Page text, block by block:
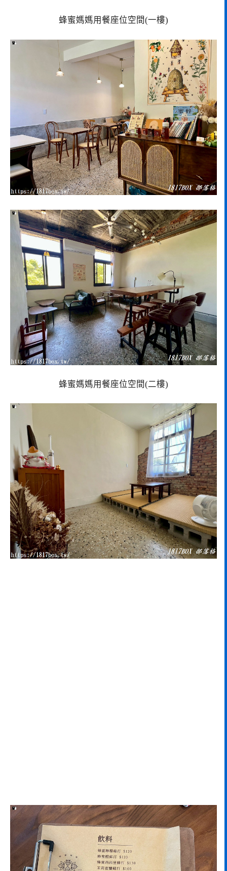
蜂蜜媽媽用餐座位空間(一樓)
蜂蜜媽媽用餐座位空間(二樓)